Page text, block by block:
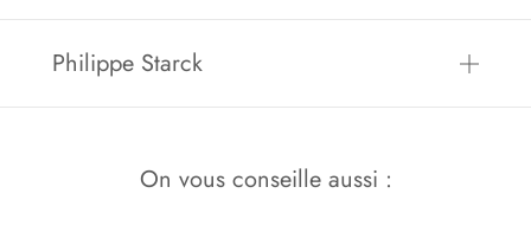
Philippe Starck
On vous conseille aussi :